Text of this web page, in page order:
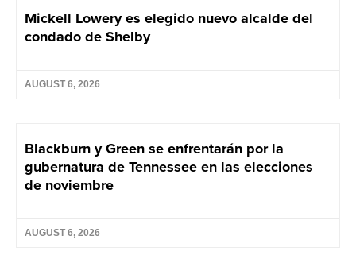
Mickell Lowery es elegido nuevo alcalde del
condado de Shelby
AUGUST 6, 2026
Blackburn y Green se enfrentarán por la
gubernatura de Tennessee en las elecciones
de noviembre
AUGUST 6, 2026